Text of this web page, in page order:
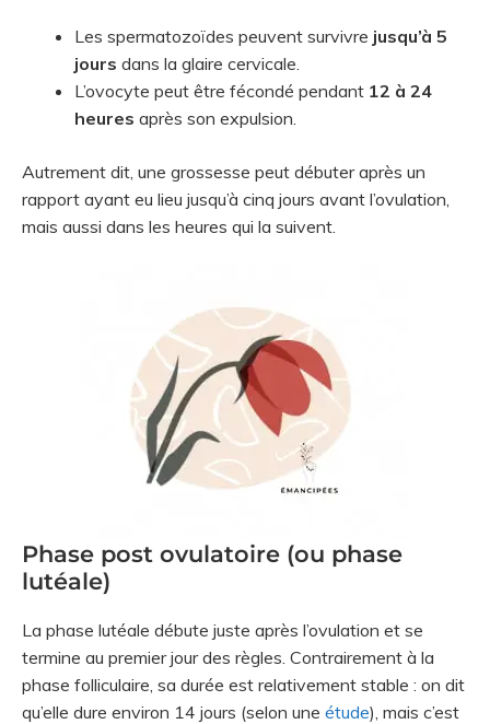
Les spermatozoïdes peuvent survivre jusqu’à 5
jours dans la glaire cervicale.
L’ovocyte peut être fécondé pendant 12 à 24
heures après son expulsion.
Autrement dit, une grossesse peut débuter après un
rapport ayant eu lieu jusqu’à cinq jours avant l’ovulation,
mais aussi dans les heures qui la suivent.
Phase post ovulatoire (ou phase
lutéale)
La phase lutéale débute juste après l’ovulation et se
termine au premier jour des règles. Contrairement à la
phase folliculaire, sa durée est relativement stable : on dit
qu’elle dure environ 14 jours (selon une étude), mais c’est